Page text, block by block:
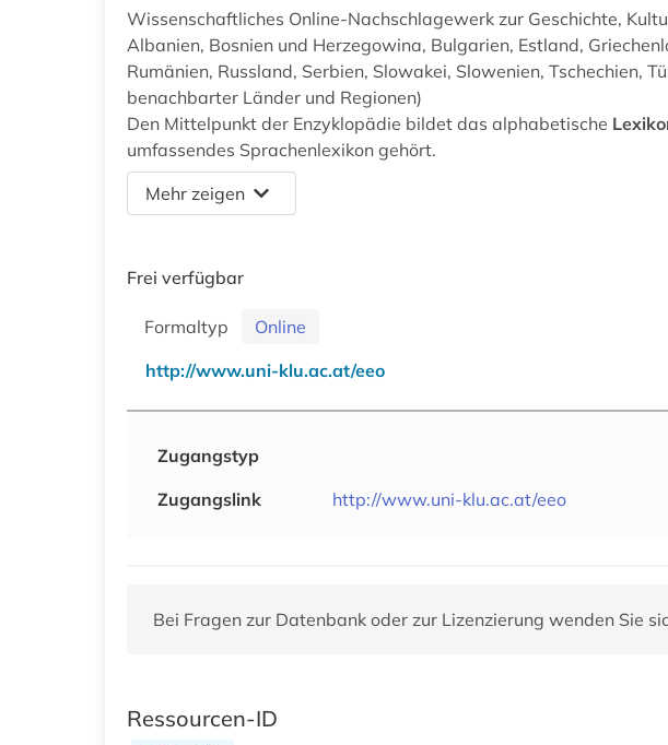
Wissenschaftliches Online-Nachschlagewerk zur Geschichte,
Albanien, Bosnien und Herzegowina, Bulgarien, Estland,
Rumänien, Russland, Serbien, Slowakei, Slowenien, Tschechien,
benachbarter Länder und Regionen)
Den Mittelpunkt der Enzyklopädie bildet das alphabetische
umfassendes Sprachenlexikon gehört.
Mehr zeigen
Frei verfügbar
Formaltyp
Online
http://www.uni-klu.ac.at/eeo
Zugangstyp
Zugangslink
http://www.uni-klu.ac.at/eeo
Bei Fragen zur Datenbank oder zur Lizenzierung wenden Sie
Ressourcen-ID